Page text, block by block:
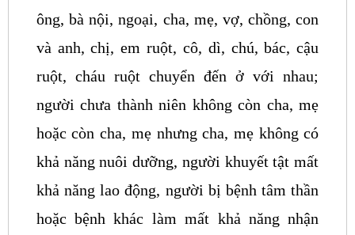
ông, bà nội, ngoại, cha, mẹ, vợ, chồng, con
và anh, chị, em ruột, cô, dì, chú, bác, cậu
ruột, cháu ruột chuyển đến ở với nhau;
người chưa thành niên không còn cha, mẹ
hoặc còn cha, mẹ nhưng cha, mẹ không có
khả năng nuôi dưỡng, người khuyết tật mất
khả năng lao động, người bị bệnh tâm thần
hoặc bệnh khác làm mất khả năng nhận